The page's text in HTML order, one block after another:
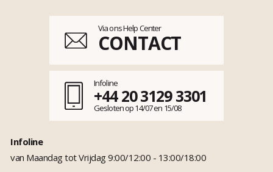
Via ons Help Center
CONTACT
Infoline
+44 20 3129 3301
Gesloten op 14/07 en 15/08
Infoline
van Maandag tot Vrijdag 9:00/12:00 - 13:00/18:00